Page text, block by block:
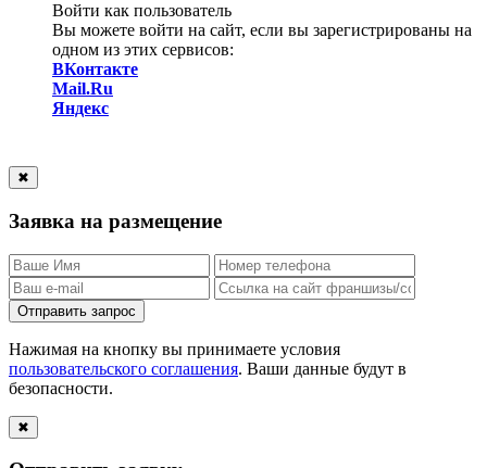
Войти как пользователь
Вы можете войти на сайт, если вы зарегистрированы на
одном из этих сервисов:
ВКонтакте
Mail.Ru
Яндекс
✖
Заявка на размещение
Отправить запрос
Нажимая на кнопку вы принимаете условия
пользовательского соглашения. Ваши данные будут в
безопасности.
✖